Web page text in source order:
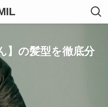
】の髪型を徹底分